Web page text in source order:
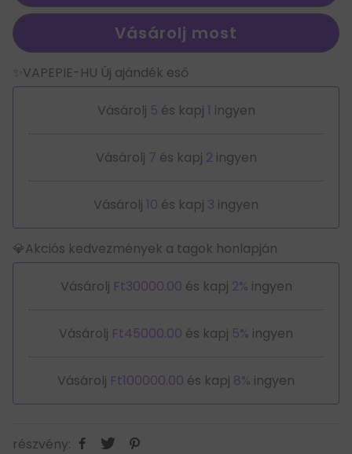
Vásárolj most
✨VAPEPIE-HU Új ajándék eső
Vásárolj 5 és kapj 1 ingyen
Vásárolj 7 és kapj 2 ingyen
Vásárolj 10 és kapj 3 ingyen
💎Akciós kedvezmények a tagok honlapján
Vásárolj Ft30000.00 és kapj 2% ingyen
Vásárolj Ft45000.00 és kapj 5% ingyen
Vásárolj Ft100000.00 és kapj 8% ingyen
részvény: